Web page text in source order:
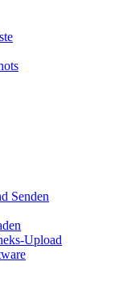
Senden
Upload